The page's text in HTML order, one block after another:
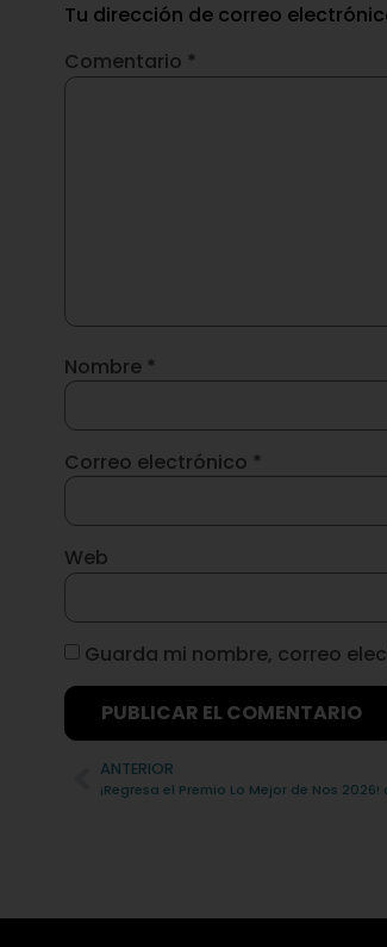
Tu dirección de correo
Comentario *
Nombre *
Correo electrónico *
Web
Guarda mi nombre, correo
Alternative:
ANTERIOR